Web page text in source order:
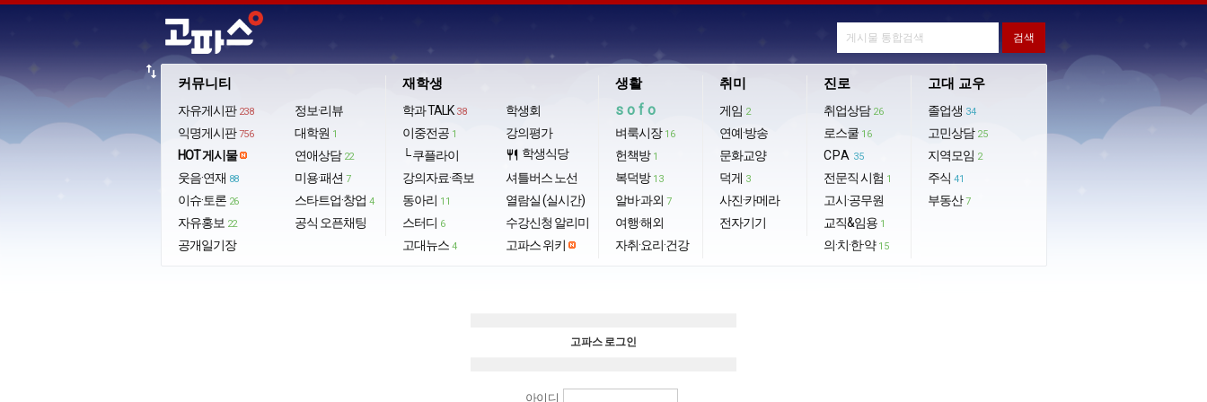
커뮤니티
자유게시판 238
익명게시판 756
HOT 게시물
웃음·연재 88
이슈·토론 26
자유홍보 22
공개일기장
정보·리뷰
대학원 1
연애상담 22
미용·패션 7
스타트업·창업 4
공식 오픈채팅
재학생
학과 TALK 38
이중전공 1
└ 쿠플라이
강의자료·족보
동아리 11
스터디 6
고대뉴스 4
학생회
강의평가
restaurant 학생식당
셔틀버스 노선
열람실 (실시간)
수강신청 알리미
고파스 위키
생활
sofo
벼룩시장 16
헌책방 1
복덕방 13
알바·과외 7
여행·해외
자취·요리·건강
취미
게임 2
연예·방송
문화교양
덕게 3
사진·카메라
전자기기
진로
취업상담 26
로스쿨 16
CPA 35
전문직 시험 1
고시·공무원
교직&임용 1
의·치·한·약 15
고대 교우
졸업생 34
고민상담 25
지역모임 2
주식 41
부동산 7
import_export
고파스 로그인
아이디